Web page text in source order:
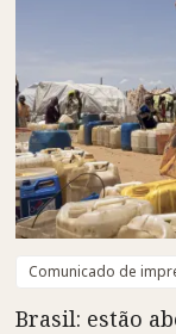
Comunicado de
Brasil: estão